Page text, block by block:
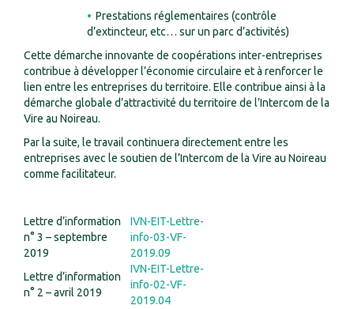
Prestations réglementaires (contrôle
d’extincteur, etc… sur un parc d’activités)
Cette démarche innovante de coopérations inter-entreprises
contribue à développer l’économie circulaire et à renforcer le
lien entre les entreprises du territoire. Elle contribue ainsi à la
démarche globale d’attractivité du territoire de l’Intercom de la
Vire au Noireau.
Par la suite, le travail continuera directement entre les
entreprises avec le soutien de l’Intercom de la Vire au Noireau
comme facilitateur.
Lettre d’information
n° 3 – septembre
2019
IVN-EIT-Lettre-
info-03-VF-
2019.09
Lettre d’information
n° 2 – avril 2019
IVN-EIT-Lettre-
info-02-VF-
2019.04